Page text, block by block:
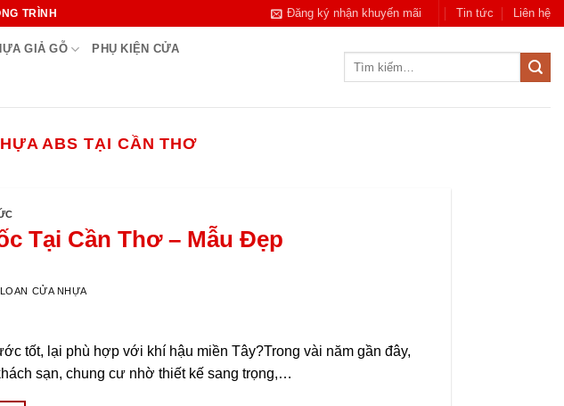
TRÌNH Đăng ký nhận khuyến mãi Tin tức Liên hệ
GIẢ GỖ PHỤ KIỆN CỬA
ABS TẠI CẦN THƠ
Tại Cần Thơ – Mẫu Đẹp
CỬA NHỰA
tốt, lại phù hợp với khí hậu miền Tây?Trong vài năm gần đây,
sạn, chung cư nhờ thiết kế sang trọng,…